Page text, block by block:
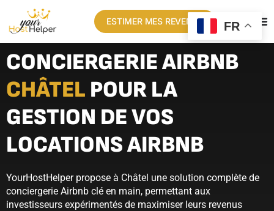
ESTIMER MES REVENUS
CONCIERGERIE AIRBNB
CHÂTEL POUR LA
GESTION DE VOS
LOCATIONS AIRBNB
YourHostHelper propose à Châtel une solution complète de
conciergerie Airbnb clé en main, permettant aux
investisseurs expérimentés de maximiser leurs revenus
FR